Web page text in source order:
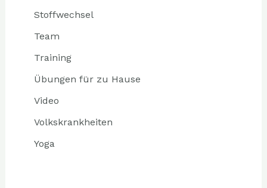
Stoffwechsel
Team
Training
Übungen für zu Hause
Video
Volkskrankheiten
Yoga